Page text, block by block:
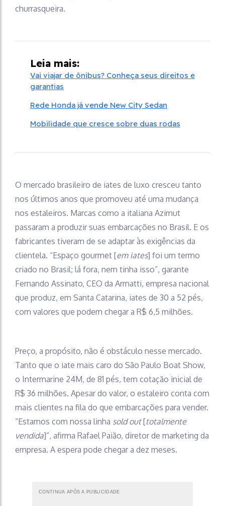
churrasqueira.
Leia mais:
Vai viajar de ônibus? Conheça seus direitos e
garantias
Rede Honda já vende New City Sedan
Mobilidade que cresce sobre duas rodas
O mercado brasileiro de iates de luxo cresceu tanto
nos últimos anos que promoveu até uma mudança
nos estaleiros. Marcas como a italiana Azimut
passaram a produzir suas embarcações no Brasil. E os
fabricantes tiveram de se adaptar às exigências da
clientela. “Espaço gourmet [em iates] foi um termo
criado no Brasil; lá fora, nem tinha isso”, garante
Fernando Assinato, CEO da Armatti, empresa nacional
que produz, em Santa Catarina, iates de 30 a 52 pés,
com valores que podem chegar a R$ 6,5 milhões.
Preço, a propósito, não é obstáculo nesse mercado.
Tanto que o iate mais caro do São Paulo Boat Show,
o Intermarine 24M, de 81 pés, tem cotação inicial de
R$ 36 milhões. Apesar do valor, o estaleiro conta com
mais clientes na fila do que embarcações para vender.
“Estamos com nossa linha sold out[totalmente
vendida]”, afirma Rafael Paião, diretor de marketing da
empresa. A espera pode chegar a dez meses.
CONTINUA APÓS A PUBLICIDADE